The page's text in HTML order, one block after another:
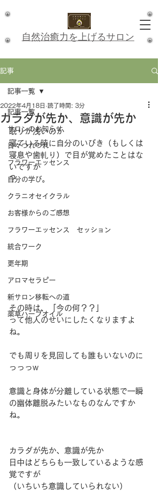
​自然治癒力を上げるサロン
記事
記事一覧
サロンのお知らせ
日々つれづれ
フラワーエッセンス
自分の学び。
クラニオセイクラル
お客様からのご感想
フラワーエッセンス セッション
統合ワーク
更年期
アロマセラピー
新サロン移転への道
薬草ハーブオイル
記事一覧
カラダが先か、意識が先か
2022年4月18日 読了時間: 3分
眠りが浅いのか
寝ている時に自分のいびき（もしくは
寝息や歯軋り）で目が覚めたことはな
いですか
？
その時は、「今の何？？」
って他人のせいにしたくなりますよ
ね。
でも周りを見回しても誰もいないのに
っっっw
意識と身体が分離している状態で一瞬
の幽体離脱みたいなものなんですか
ね。
カラダが先か、意識が先か
日中はどちらも一致しているような感
覚ですが
（いちいち意識していられない）